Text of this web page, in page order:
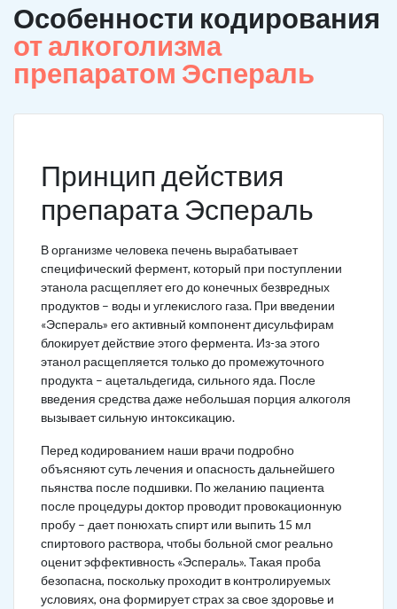
Особенности кодирования
от алкоголизма
препаратом Эспераль
Принцип действия
препарата Эспераль
В организме человека печень вырабатывает
специфический фермент, который при поступлении
этанола расщепляет его до конечных безвредных
продуктов – воды и углекислого газа. При введении
«Эспераль» его активный компонент дисульфирам
блокирует действие этого фермента. Из-за этого
этанол расщепляется только до промежуточного
продукта – ацетальдегида, сильного яда. После
введения средства даже небольшая порция алкоголя
вызывает сильную интоксикацию.
Перед кодированием наши врачи подробно
объясняют суть лечения и опасность дальнейшего
пьянства после подшивки. По желанию пациента
после процедуры доктор проводит провокационную
пробу – дает понюхать спирт или выпить 15 мл
спиртового раствора, чтобы больной смог реально
оценит эффективность «Эспераль». Такая проба
безопасна, поскольку проходит в контролируемых
условиях, она формирует страх за свое здоровье и